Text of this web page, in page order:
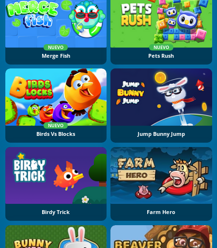
NUEVO
Merge Fish
NUEVO
Pets Rush
NUEVO
Birds Vs Blocks Jump Bunny Jump
Birdy Trick Farm Hero